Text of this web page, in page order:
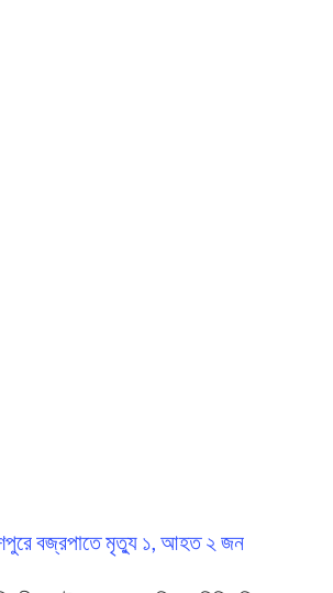
বজ্রপাতে মৃত্যু ১, আহত ২ জন